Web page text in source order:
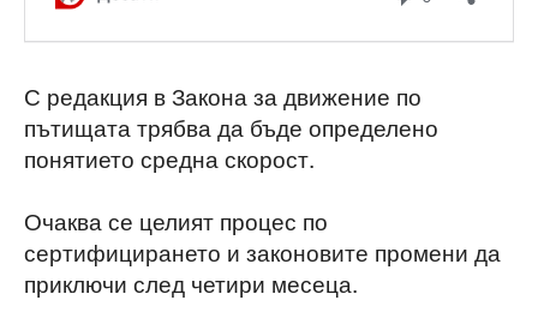
С редакция в Закона за движение по
пътищата трябва да бъде определено
понятието средна скорост.
Очаква се целият процес по
сертифицирането и законовите промени да
приключи след четири месеца.